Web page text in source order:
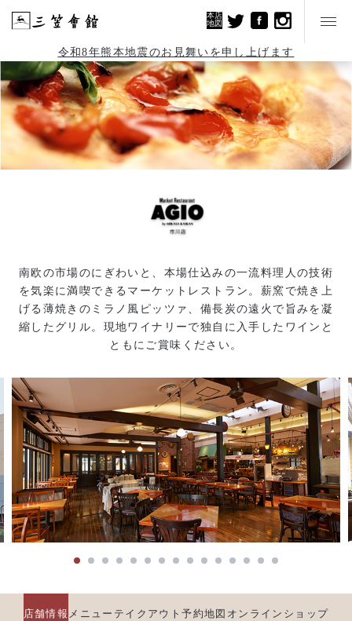
本店
地図
令和8年熊本地震のお見舞いを申し上げます
南欧の市場のにぎわいと、本場仕込みの一流料理人の技術
を気楽に満喫できるマーケットレストラン。薪窯で焼き上
げる薄焼きのミラノ風ピッツァ、備長炭の遠火で旨みを凝
縮したグリル。現地ワイナリーで独自に入手したワインと
ともにご賞味ください。
店舗情報 メニュー テイクアウト予約地図 オンラインショップ